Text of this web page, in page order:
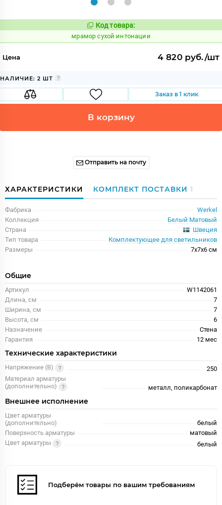
Код:
1074908
Код товара:
мрамор сухой интонации
Цена 4 820 руб./шт
НАЛИЧИЕ: 2 ШТ
Заказ в 1 клик
В корзину
Отправить на почту
ХАРАКТЕРИСТИКИ КОМПЛЕКТ ПОСТАВКИ 1
Фабрика
Werkel
Коллекция
Белый Матовый
Страна
Швеция
Тип товара
Комплектующее для светильников
Размеры
7x7x6 см
Общие
Артикул
W1142061
Длина, см
7
Ширина, см
7
Высота, см
6
Назначение
Стена
Гарантия
12 меc
Технические характеристики
Напряжение (В)
250
Материал арматуры
(дополнительно)
металл, поликарбонат
Внешнее исполнение
Цвет арматуры
(дополнительно)
белый
Поверхность арматуры
матовый
Цвет арматуры
белый
Подберём товары по вашим требованиям